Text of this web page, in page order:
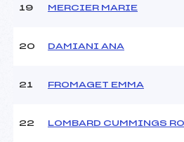
19 MERCIER MARIE
20 DAMIANI ANA
21 FROMAGET EMMA
22 LOMBARD CUMMINGS